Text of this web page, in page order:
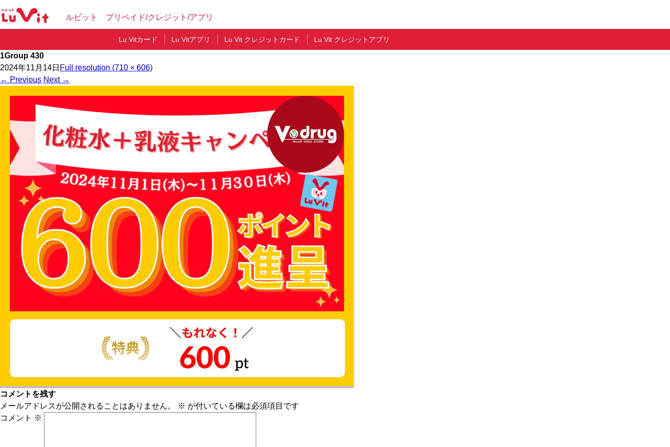
ルビット プリペイド/クレジット/アプリ
Lu Vitカード Lu Vitアプリ Lu Vit クレジットカード Lu Vit クレジットアプリ
1Group 430
2024年11月14日 Full resolution (710 × 606)
← Previous Next →
コメントを残す
メールアドレスが公開されることはありません。
※ が付いている欄は必須項目です
コメント ※